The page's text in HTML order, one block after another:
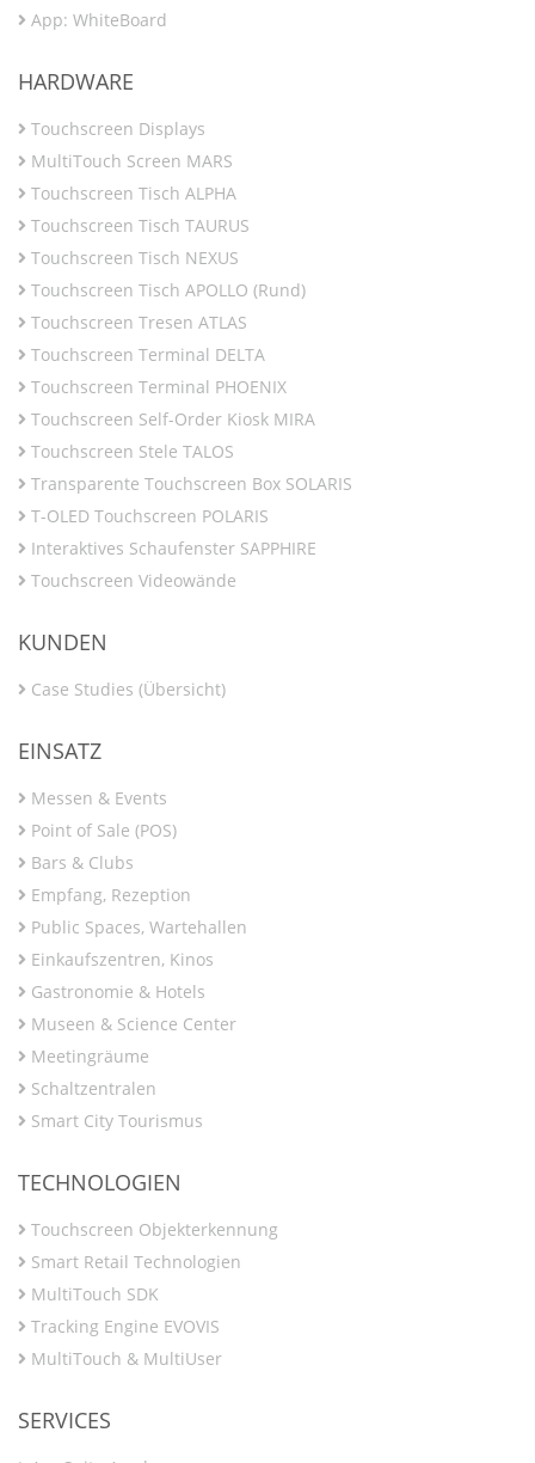
App: WhiteBoard
HARDWARE
Touchscreen Displays
MultiTouch Screen MARS
Touchscreen Tisch ALPHA
Touchscreen Tisch TAURUS
Touchscreen Tisch NEXUS
Touchscreen Tisch APOLLO (Rund)
Touchscreen Tresen ATLAS
Touchscreen Terminal DELTA
Touchscreen Terminal PHOENIX
Touchscreen Self-Order Kiosk MIRA
Touchscreen Stele TALOS
Transparente Touchscreen Box SOLARIS
T-OLED Touchscreen POLARIS
Interaktives Schaufenster SAPPHIRE
Touchscreen Videowände
KUNDEN
Case Studies (Übersicht)
EINSATZ
Messen & Events
Point of Sale (POS)
Bars & Clubs
Empfang, Rezeption
Public Spaces, Wartehallen
Einkaufszentren, Kinos
Gastronomie & Hotels
Museen & Science Center
Meetingräume
Schaltzentralen
Smart City Tourismus
TECHNOLOGIEN
Touchscreen Objekterkennung
Smart Retail Technologien
MultiTouch SDK
Tracking Engine EVOVIS
MultiTouch & MultiUser
SERVICES